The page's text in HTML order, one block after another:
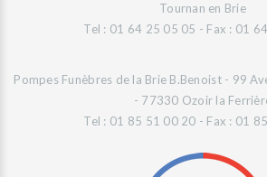
Tournan en Brie
Tel : 01 64 25 05 05 - Fax : 01
Pompes Funèbres de la Brie B.Benoist - 99
- 77330 Ozoir la
Tel : 01 85 51 00 20 - Fax : 01